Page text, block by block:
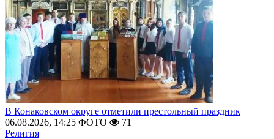
В Конаковском округе отметили престольный праздник
06.08.2026, 14:25 ФОТО
71
Религия